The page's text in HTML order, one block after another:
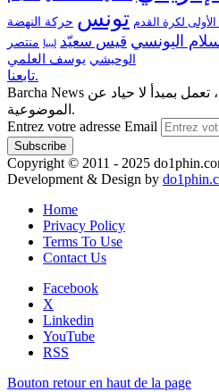
لكرة القدم تونس حركة النهضة
اليونسي قيس سعيّد ليبيا
منتصر
الوحيشي يوسف العلمي
تابعنا.
Barcha News مجلة إخبارية جامعة، تعمل بمبدأ لا حياد عن
الموضوعية.
Entrez votre adresse Email
Copyright © 2011 - 2025
Development & Design by
Home
Privacy Policy
Terms To Use
Contact Us
Facebook
X
Linkedin
YouTube
RSS
Bouton retour en haut de la page